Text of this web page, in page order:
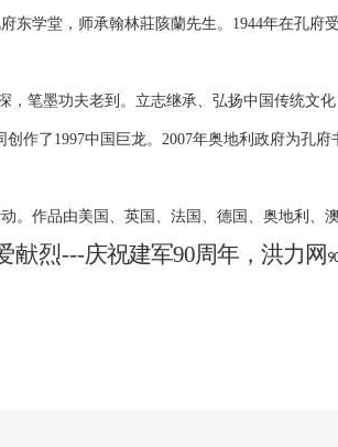
学堂，师承翰林莊陔蘭先生。1944年在孔府
笔墨功夫老到。立志继承、弘扬中国传统文化
作了1997中国巨龙。2007年奥地利政府为孔
。作品由美国、英国、法国、德国、奥地利、
献烈---庆祝建军90周年，洪力网